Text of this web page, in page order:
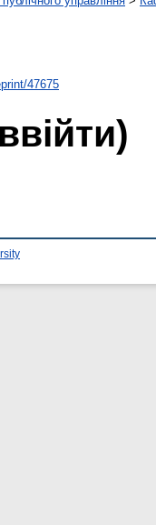
47675